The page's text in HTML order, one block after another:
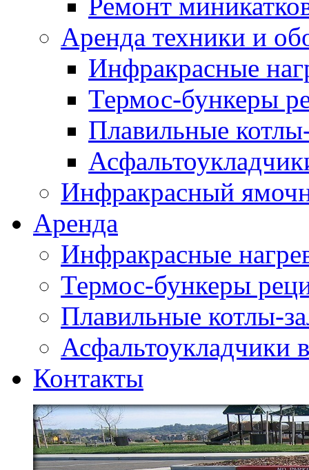
Ремонт
Аренда техники и
Инфракрасные
Термос-бункеры
Плавильные
Инфракрасный
Аренда
Инфракрасные
Термос-бункеры
Плавильные котлы-
Асфальтоукладчики
Контакты